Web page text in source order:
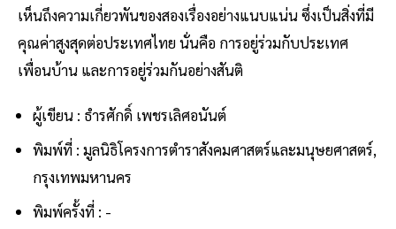
เห็นถึงความเกี่ยวพันของสองเรื่องอย่างแนบแน่น ซึ่งเป็นสิ่งที่มี
คุณค่าสูงสุดต่อประเทศไทย นั่นคือ การอยู่ร่วมกับประเทศ
เพื่อนบ้าน และการอยู่ร่วมกันอย่างสันติ
ผู้เขียน : ธำรศักดิ์ เพชรเลิศอนันต์
พิมพ์ที่ : มูลนิธิโครงการตำราสังคมศาสตร์และมนุษยศาสตร์,
กรุงเทพมหานคร
พิมพ์ครั้งที่ : -